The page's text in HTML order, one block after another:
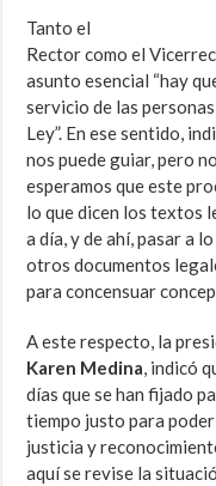
Tanto el
Rector como el
asunto esencial “hay
servicio de las
Ley”. En ese sentido,
nos puede guiar, pero
esperamos que este
lo que dicen los textos
a día, y de ahí, pasar a
otros documentos
para concensuar
A este respecto, la
Karen Medina, indicó
días que se han fijado
tiempo justo para
justicia y
aquí se revise la